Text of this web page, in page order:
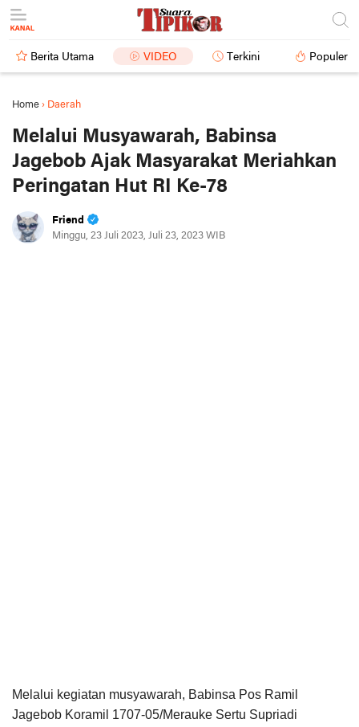
Berita Utama VIDEO Terkini Populer
Home › Daerah
Melalui Musyawarah, Babinsa
Jagebob Ajak Masyarakat Meriahkan
Peringatan Hut RI Ke-78
Friend
Minggu, 23 Juli 2023, Juli 23, 2023 WIB
Melalui kegiatan musyawarah, Babinsa Pos Ramil
Jagebob Koramil 1707-05/Merauke Sertu Supriadi